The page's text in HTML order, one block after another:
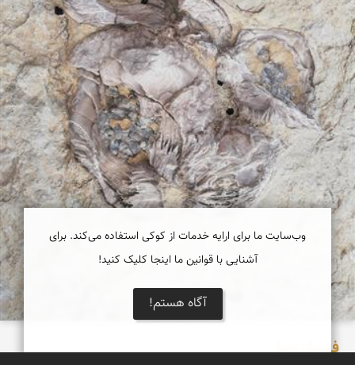
فسیل زیبا
وب‌سایت ما برای ارایه خدمات از کوکی استفاده می‌کند. برای
آشنایی با قوانین ما اینجا کلیک کنید!
آگاه هستم!